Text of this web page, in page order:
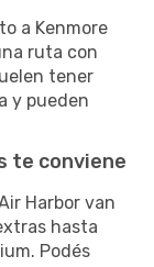
a Kenmore
ruta con
tener
y pueden
te conviene
Harbor van
hasta
Podés